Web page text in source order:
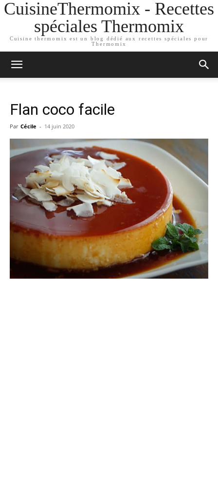
CuisineThermomix - Recettes
spéciales Thermomix
Cuisine thermomix est un blog dédié aux recettes spéciales pour
Thermomix
Flan coco facile
Par Cécile - 14 juin 2020